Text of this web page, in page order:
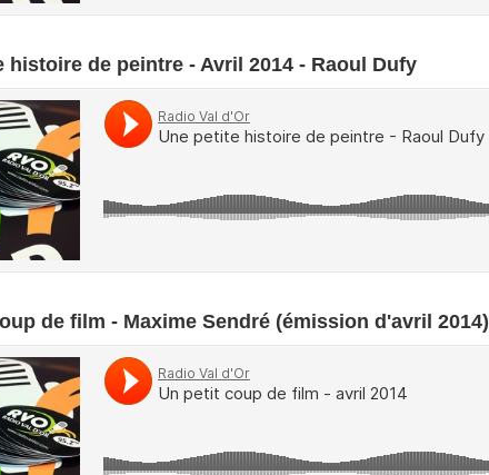
histoire de peintre - Avril 2014 - Raoul Dufy
de film - Maxime Sendré (émission d'avril 2014)